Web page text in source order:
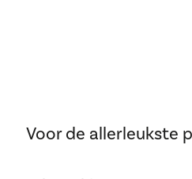
Voor de allerleukste